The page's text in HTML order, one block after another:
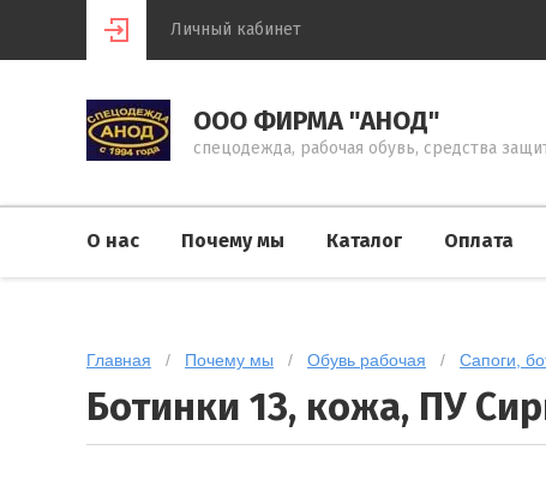
Личный кабинет
ООО ФИРМА "АНОД"
спецодежда, рабочая обувь, средства
О нас Почему мы Каталог Оплата
Главная
   /
Почему мы
   /
Обувь рабочая
   /
Сапоги,
Ботинки 13, кожа, ПУ